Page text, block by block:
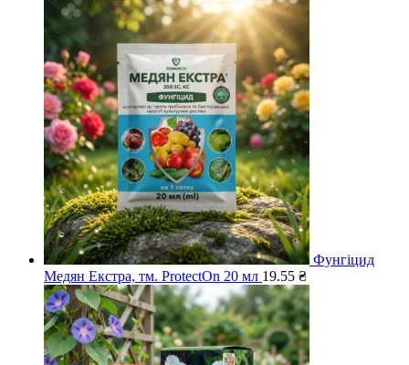
Фунгіцид
Медян Екстра, тм. ProtectOn 20 мл 19.55 ₴